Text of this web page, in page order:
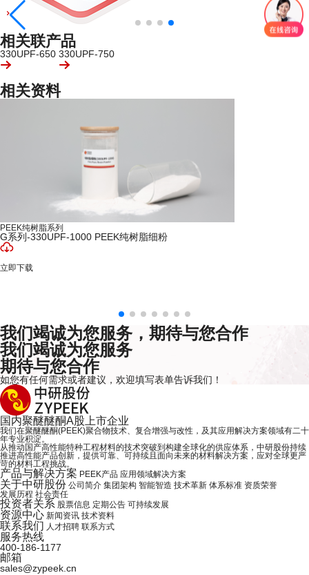
相关联产品
330UPF-650 330UPF-750
相关资料
PEEK纯树脂系列
G系列-330UPF-1000 PEEK纯树脂细粉
立即下载
我们竭诚为您服务，期待与您合作
我们竭诚为您服务
期待与您合作
如您有任何需求或者建议，欢迎填写表单告诉我们！
国内聚醚醚酮A股上市企业
我们在聚醚醚酮(PEEK)聚合物技术、复合增强与改性，及其应用解决方案领域有二十
年专业积淀。
从推动国产高性能特种工程材料的技术突破到构建全球化的供应体系，中研股份持续
推进高性能产品创新，提供可靠、可持续且面向未来的材料解决方案，应对全球更严
苛的材料工程挑战。
产品与解决方案 PEEK产品 应用领域解决方案
关于中研股份 公司简介 集团架构 智能智造 技术革新 体系标准 资质荣誉
发展历程 社会责任
投资者关系 股票信息 定期公告 可持续发展
资源中心 新闻资讯 技术资料
联系我们 人才招聘 联系方式
服务热线
400-186-1177
邮箱
sales@zypeek.cn